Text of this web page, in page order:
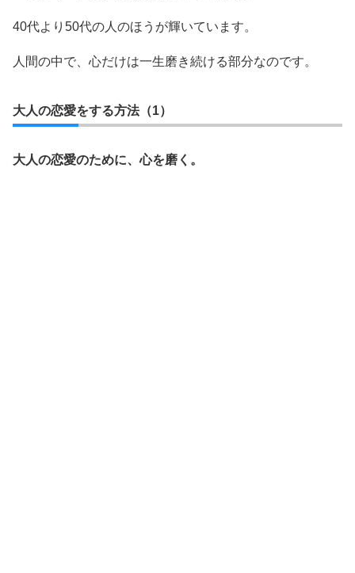
40代より50代の人のほうが輝いています。
人間の中で、心だけは一生磨き続ける部分なのです。
大人の恋愛をする方法（1）
大人の恋愛のために、心を磨く。